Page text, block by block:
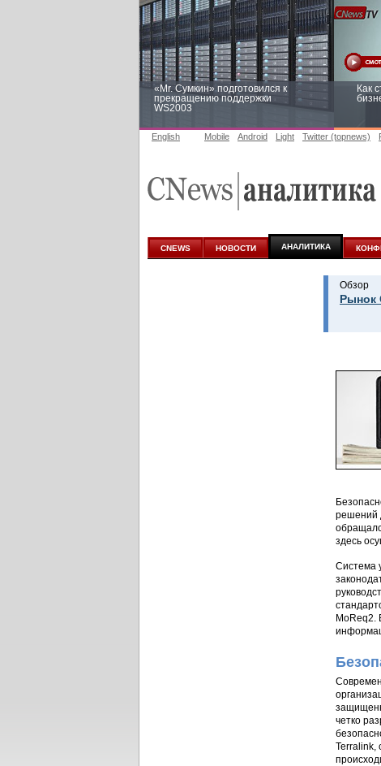
«Mr. Сумкин» подготовился к
прекращению поддержки
WS2003
Как
аналитике
English Mobile Android Light Twitter (topnews)
CNEWS НОВОСТИ АНАЛИТИКА
Обзор
Рынок
решений
здесь
Система
MoReq2.
четко
Terralink,